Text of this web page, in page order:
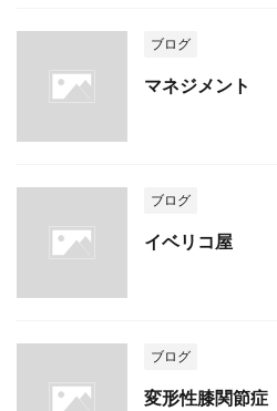
ブログ
マネジメント
ブログ
イベリコ屋
ブログ
変形性膝関節症